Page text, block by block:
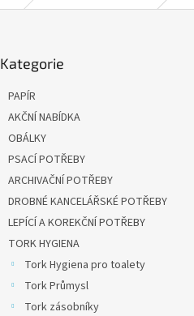
kategorie
Kategorie
PAPÍR
AKČNÍ NABÍDKA
OBÁLKY
PSACÍ POTŘEBY
ARCHIVAČNÍ POTŘEBY
DROBNÉ KANCELÁŘSKÉ POTŘEBY
LEPÍCÍ A KOREKČNÍ POTŘEBY
TORK HYGIENA
Tork Hygiena pro toalety
Tork Průmysl
Tork zásobníky